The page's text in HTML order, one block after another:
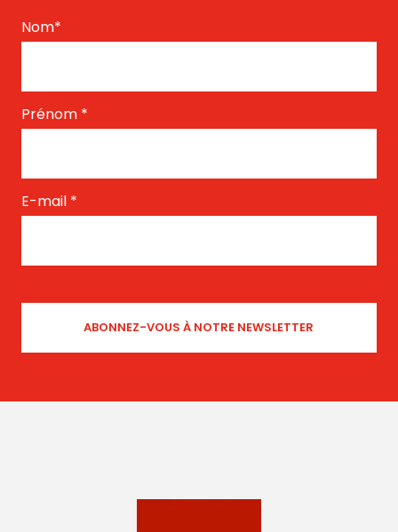
Nom*
Prénom *
E-mail *